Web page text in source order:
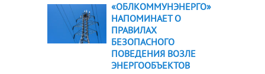
«ОБЛКОММУНЭНЕРГО»
НАПОМИНАЕТ О
ПРАВИЛАХ
БЕЗОПАСНОГО
ПОВЕДЕНИЯ ВОЗЛЕ
ЭНЕРГООБЪЕКТОВ